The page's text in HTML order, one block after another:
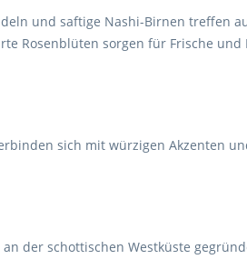
und saftige Nashi-Birnen treffen
Rosenblüten sorgen für Frische
sich mit würzigen Akzenten
der schottischen Westküste